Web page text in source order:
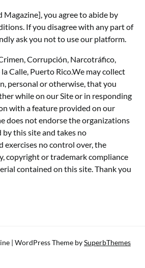
Magazine], you agree to abide by
If you disagree with any part of
ask you not to use our platform.
Corrupción, Narcotráfico,
Calle, Puerto Rico.We may collect
personal or otherwise, that you
while on our Site or in responding
with a feature provided on our
does not endorse the organizations
this site and takes no
exercises no control over, the
copyright or trademark compliance
contained on this site. Thank you
| WordPress Theme bySuperbThemes